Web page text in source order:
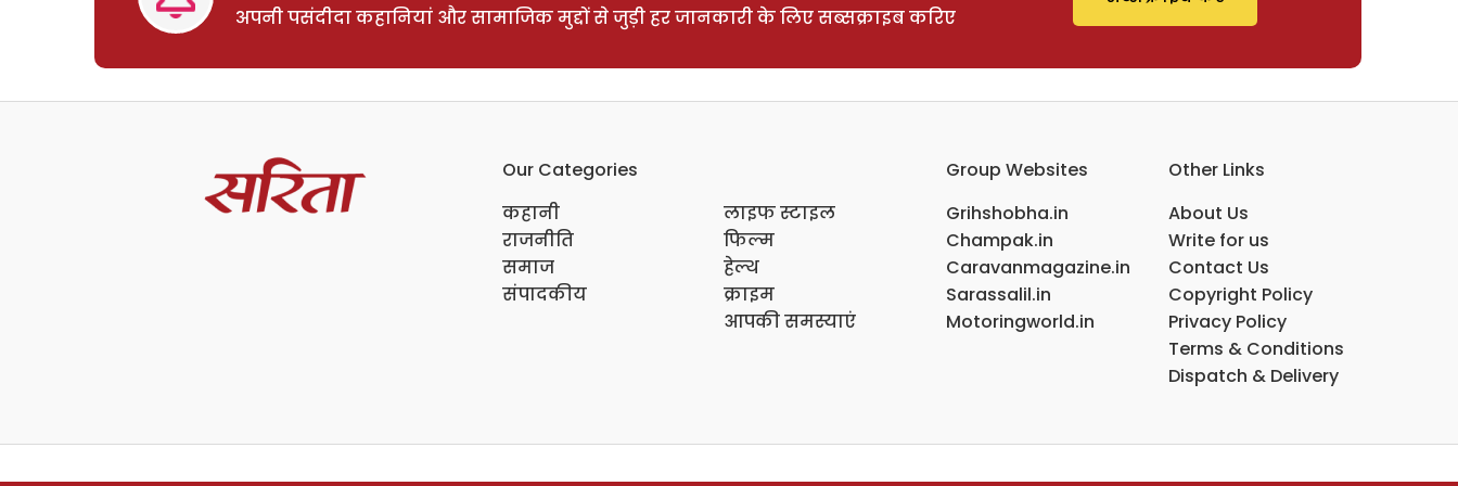
अपनी पसंदीदा कहानियां और सामाजिक मुद्दों से जुड़ी हर जानकारी के लिए सब्सक्राइब करिए
Our Categories
कहानी
राजनीति
समाज
संपादकीय
लाइफ स्टाइल
फिल्म
हेल्थ
क्राइम
आपकी समस्याएं
Group Websites
Grihshobha.in
Champak.in
Caravanmagazine.in
Sarassalil.in
Motoringworld.in
Other Links
About Us
Write for us
Contact Us
Copyright Policy
Privacy Policy
Terms & Conditions
Dispatch & Delivery